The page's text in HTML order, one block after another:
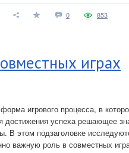
0 853
играх
игрового процесса, в
успеха решающее
В этом подзаголовке
важную роль в совместных